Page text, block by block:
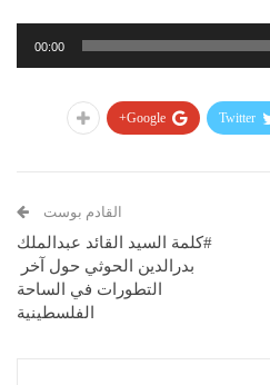
00:00
Twitter
Google+
القادم بوست
#كلمة السيد القائد عبدالملك
بدرالدين الحوثي حول آخر
التطورات في الساحة
الفلسطينية